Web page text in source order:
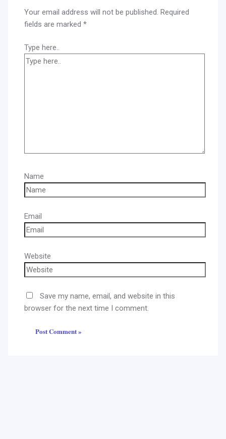
Your email address will not be published. Required
fields are marked*
Type here..
Name
Email
Website
Save my name, email, and website in this
browser for the next time I comment.